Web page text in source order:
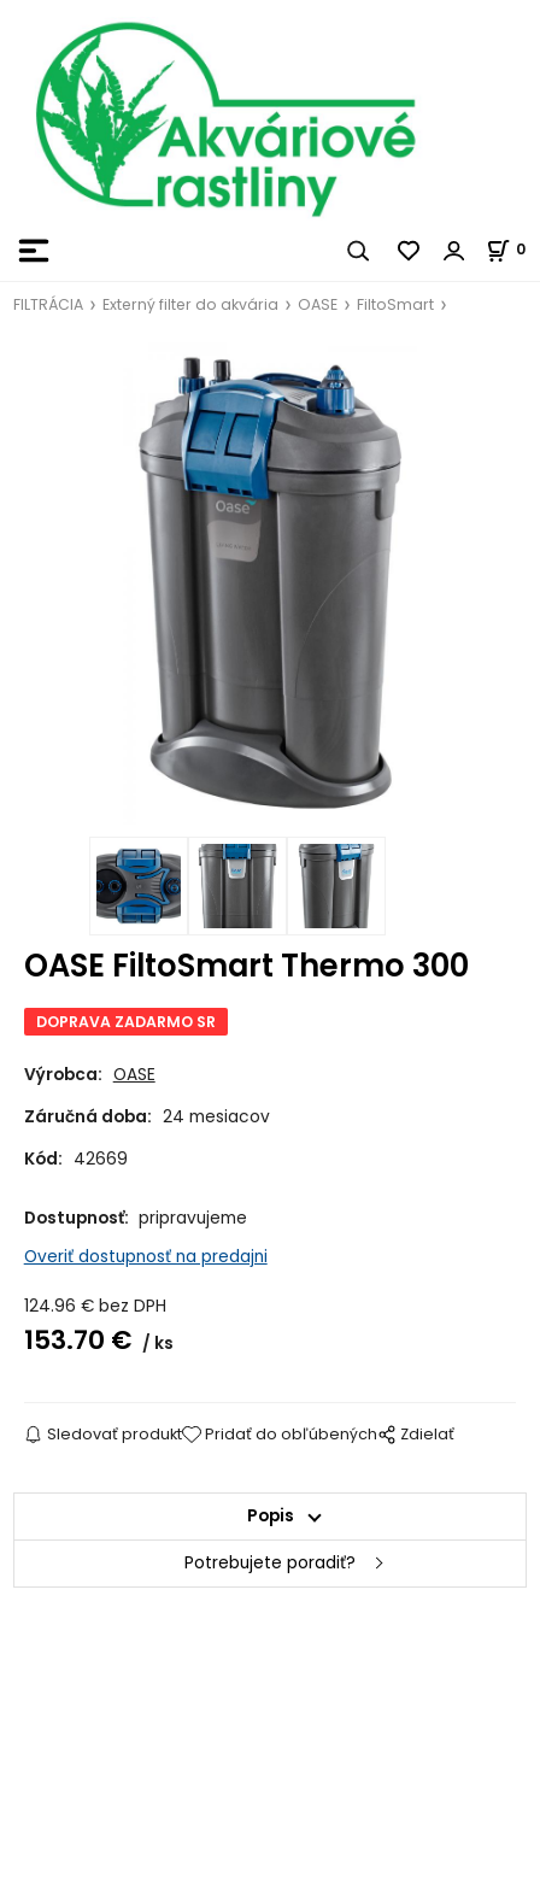
0
FILTRÁCIA Externý filter do akvária OASE FiltoSmart
OASE FiltoSmart Thermo 300
DOPRAVA ZADARMO SR
Výrobca: OASE
Záručná doba: 24 mesiacov
Kód: 42669
Dostupnosť: pripravujeme
Overiť dostupnosť na predajni
124.96 € bez DPH
153.70 € ks
Sledovať produkt Pridať do obľúbených Zdielať
Popis
Potrebujete poradiť?